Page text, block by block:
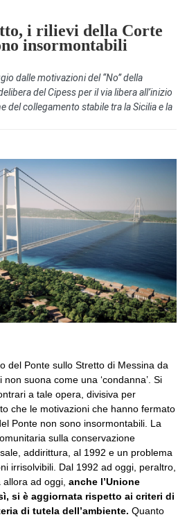
i rilievi della Corte
insormontabili
dalle motivazioni del “No” della
del Cipess per il via libera all’inizio
del collegamento stabile tra la Sicilia e la
del Ponte sullo Stretto di Messina da
suona come una ‘condanna’. Si
a tale opera, divisiva per
che le motivazioni che hanno fermato
Ponte non sono insormontabili. La
sulla conservazione
addirittura, al 1992 e un problema
irrisolvibili. Dal 1992 ad oggi, peraltro,
ad oggi, anche l’Unione
si è aggiornata rispetto ai criteri di
di tutela dell’ambiente. Quanto